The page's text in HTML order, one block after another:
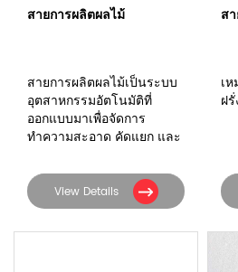
สายการผลิตผลไม้
สายการผลิตผลไม้เป็นระบบ
อุตสาหกรรมอัตโนมัติที่
ออกแบบมาเพื่อจัดการ
ทำความสะอาด คัดแยก และ
ประสิทธิภาพเพื่อการ
จำหน่ายเชิงพาณิชย์
View Details
ส
เ
ฝ